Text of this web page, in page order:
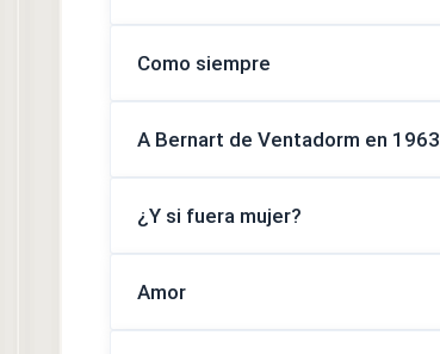
Como siempre
A Bernart de Ventadorm en 1963
¿Y si fuera mujer?
Amor